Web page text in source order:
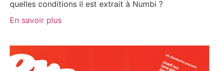
quelles conditions il est extrait à Numbi ?
En savoir plus